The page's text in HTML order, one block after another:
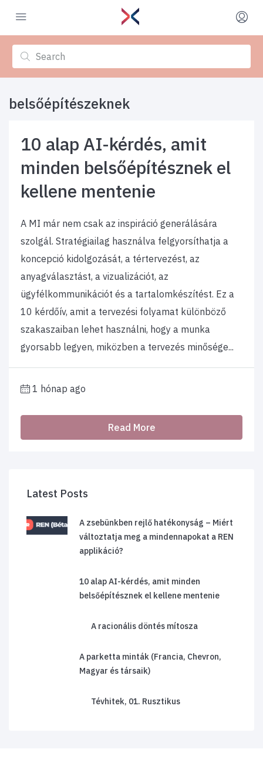
belsőépítészeknek
10 alap AI-kérdés, amit
minden belsőépítésznek el
kellene mentenie
A MI már nem csak az inspiráció generálására
szolgál. Stratégiailag használva felgyorsíthatja a
koncepció kidolgozását, a tértervezést, az
anyagválasztást, a vizualizációt, az
ügyfélkommunikációt és a tartalomkészítést. Ez a
10 kérdőív, amit a tervezési folyamat különböző
szakaszaiban lehet használni, hogy a munka
gyorsabb legyen, miközben a tervezés minősége...
1 hónap ago
Read More
Latest Posts
A zsebünkben rejlő hatékonyság – Miért
változtatja meg a mindennapokat a REN
applikáció?
10 alap AI-kérdés, amit minden
belsőépítésznek el kellene mentenie
A racionális döntés mítosza
A parketta minták (Francia, Chevron,
Magyar és társaik)
Tévhitek, 01. Rusztikus